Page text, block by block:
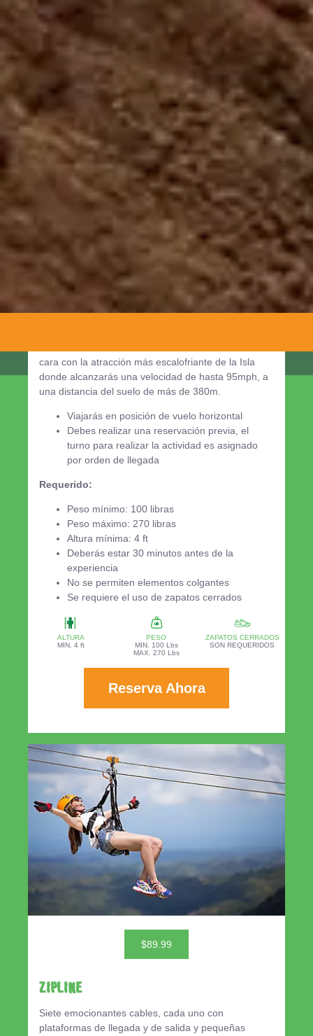
El MONSTRUO
con un cable de
2.5km(2530m, 8300ft, 1.57mi), el equivalente a 28
canchas de football. Una experiencia única en el
cara con la atracción más escalofriante de la Isla
donde alcanzarás una velocidad de hasta 95mph, a
una distancia del suelo de más de 380m.
Viajarás en posición de vuelo horizontal
Debes realizar una reservación previa, el
turno para realizar la actividad es asignado
por orden de llegada
Requerido:
Peso mínimo: 100 libras
Peso máximo: 270 libras
Altura mínima: 4 ft
Deberás estar 30 minutos antes de la
experiencia
No se permiten elementos colgantes
Se requiere el uso de zapatos cerrados
ALTURA
MIN. 4 ft
PESO
MIN. 100 Lbs
MAX. 270 Lbs
ZAPATOS CERRADOS
SON REQUERIDOS
Reserva Ahora
$89.99
ZIPLINE
Siete emocionantes cables, cada uno con
plataformas de llegada y de salida y pequeñas